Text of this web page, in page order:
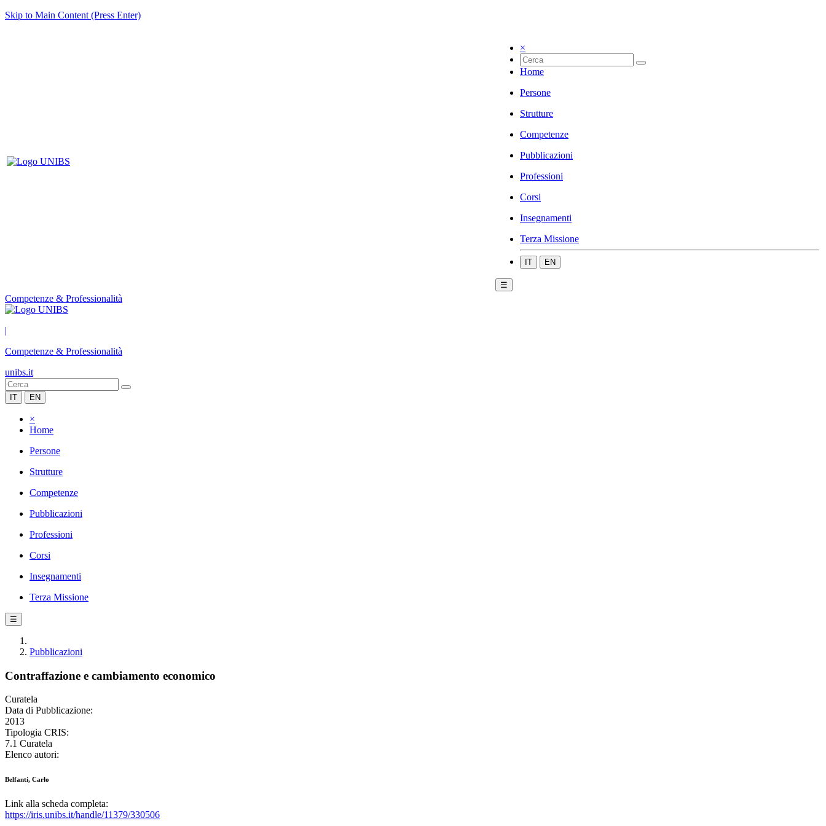
Skip to Main Content (Press Enter)
×
Home
Persone
Strutture
Competenze
Pubblicazioni
Professioni
Corsi
Insegnamenti
Terza Missione
IT EN
☰
Competenze & Professionalità
|
Competenze & Professionalità
unibs.it
IT EN
×
Home
Persone
Strutture
Competenze
Pubblicazioni
Professioni
Corsi
Insegnamenti
Terza Missione
☰
Pubblicazioni
Contraffazione e cambiamento economico
Curatela
Data di Pubblicazione:
2013
Tipologia CRIS:
7.1 Curatela
Elenco autori:
Belfanti, Carlo
Link alla scheda completa:
https://iris.unibs.it/handle/11379/330506